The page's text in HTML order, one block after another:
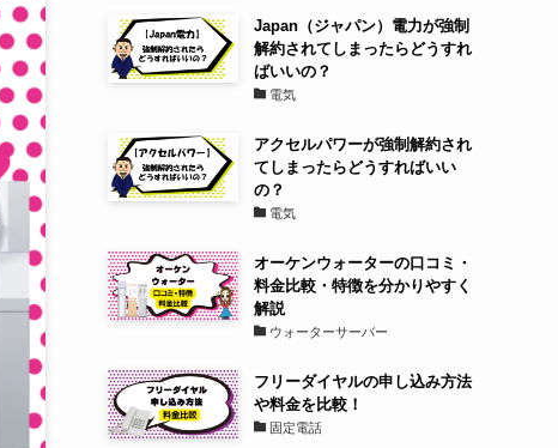
Japan（ジャパン）電力が強制
解約されてしまったらどうすれ
ばいいの？
電気
アクセルパワーが強制解約され
てしまったらどうすればいい
の？
電気
オーケンウォーターの口コミ・
料金比較・特徴を分かりやすく
解説
ウォーターサーバー
フリーダイヤルの申し込み方法
や料金を比較！
固定電話